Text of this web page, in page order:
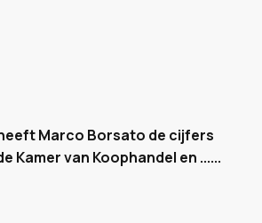
Marco Borsato de cijfers
Kamer van Koophandel en ......